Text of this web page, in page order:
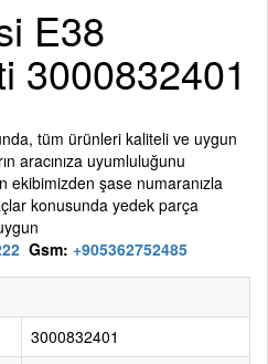
E38
3000832401
tüm ürünleri kaliteli ve uygun
aracınıza uyumluluğunu
ekibimizden şase numaranızla
konusunda yedek parça
Gsm: +905362752485
3000832401